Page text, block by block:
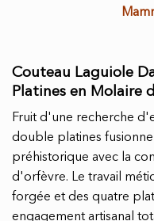
Couteau Laguiole
Platines en Molaire
Fruit d'une recherche
double platines
préhistorique avec la
d'orfèvre. Le travail
forgée et des quatre
engagement artisanal